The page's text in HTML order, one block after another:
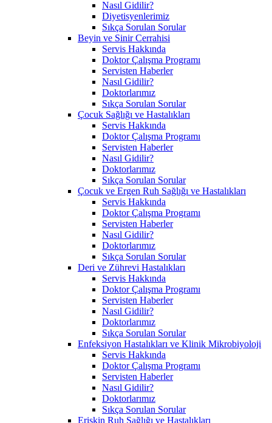
Nasıl Gidilir?
Diyetisyenlerimiz
Sıkça Sorulan Sorular
Beyin ve Sinir Cerrahisi
Servis Hakkında
Doktor Çalışma Programı
Servisten Haberler
Nasıl Gidilir?
Doktorlarımız
Sıkça Sorulan Sorular
Çocuk Sağlığı ve Hastalıkları
Servis Hakkında
Doktor Çalışma Programı
Servisten Haberler
Nasıl Gidilir?
Doktorlarımız
Sıkça Sorulan Sorular
Çocuk ve Ergen Ruh Sağlığı ve Hastalıkları
Servis Hakkında
Doktor Çalışma Programı
Servisten Haberler
Nasıl Gidilir?
Doktorlarımız
Sıkça Sorulan Sorular
Deri ve Zührevi Hastalıkları
Servis Hakkında
Doktor Çalışma Programı
Servisten Haberler
Nasıl Gidilir?
Doktorlarımız
Sıkça Sorulan Sorular
Enfeksiyon Hastalıkları ve Klinik Mikrobiyoloji
Servis Hakkında
Doktor Çalışma Programı
Servisten Haberler
Nasıl Gidilir?
Doktorlarımız
Sıkça Sorulan Sorular
Erişkin Ruh Sağlığı ve Hastalıkları